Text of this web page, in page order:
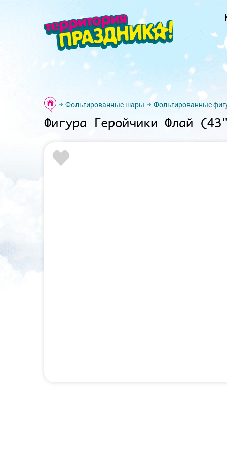
Фольгированные шары Фольгированные
Фигура Геройчики Флай